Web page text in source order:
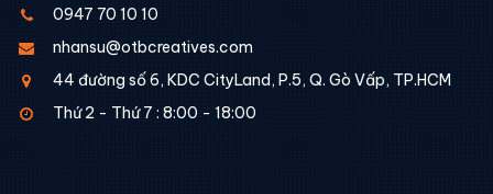
0947 70 10 10
nhansu@otbcreatives.com
44 đường số 6, KDC CityLand, P.5, Q. Gò Vấp, TP.HCM
Thứ 2 - Thứ 7 : 8:00 - 18:00